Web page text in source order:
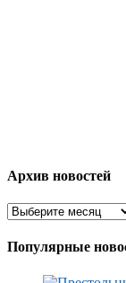
Архив новостей
Популярные